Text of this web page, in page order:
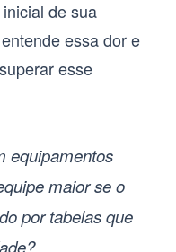
de sua
essa dor e
esse
equipamentos
maior se o
por tabelas que